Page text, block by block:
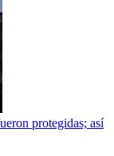
protegidas; así